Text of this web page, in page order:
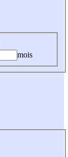
mois